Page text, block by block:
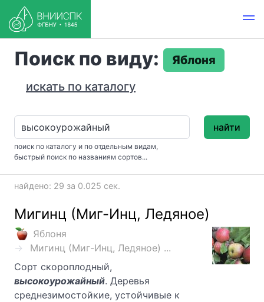
Поиск по виду:
Яблоня
искать по каталогу
поиск по каталогу и по отдельным видам,
быстрый поиск по названиям сортов...
найти
найдено: 29 за 0.025 сек.
Мигинц (Миг-Инц, Ледяное)
Яблоня
Мигинц (Миг-Инц, Ледяное) ...
Сорт скороплодный,
высокоурожайный. Деревья
среднезимостойкие, устойчивые к